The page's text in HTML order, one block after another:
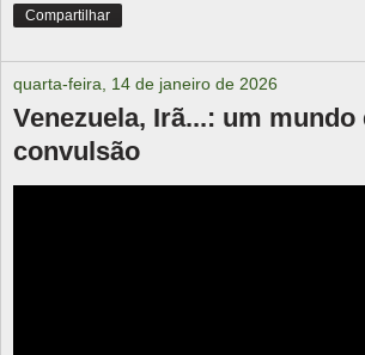
Compartilhar
quarta-feira, 14 de janeiro de 2026
Venezuela, Irã...: um mundo
convulsão